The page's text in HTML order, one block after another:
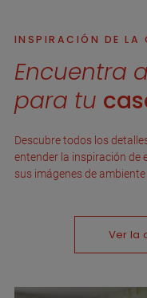
INSPIRACIÓN DE LA
Encuentra
para tu
Descubre todos los
entender la inspiración de
sus imágenes de
Ver la